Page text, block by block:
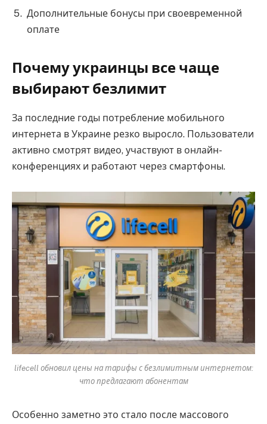
Дополнительные бонусы при своевременной
оплате
Почему украинцы все чаще
выбирают безлимит
За последние годы потребление мобильного
интернета в Украине резко выросло. Пользователи
активно смотрят видео, участвуют в онлайн-
конференциях и работают через смартфоны.
lifecell обновил цены на тарифы с безлимитным интернетом:
что предлагают абонентам
Особенно заметно это стало после массового